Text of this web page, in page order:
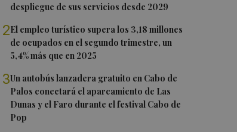
despliegue de sus servicios desde 2029
2El empleo turístico supera los 3,18 millones
de ocupados en el segundo trimestre, un
5,4% más que en 2025
3Un autobús lanzadera gratuito en Cabo de
Palos conectará el aparcamiento de Las
Dunas y el Faro durante el festival Cabo de
Pop